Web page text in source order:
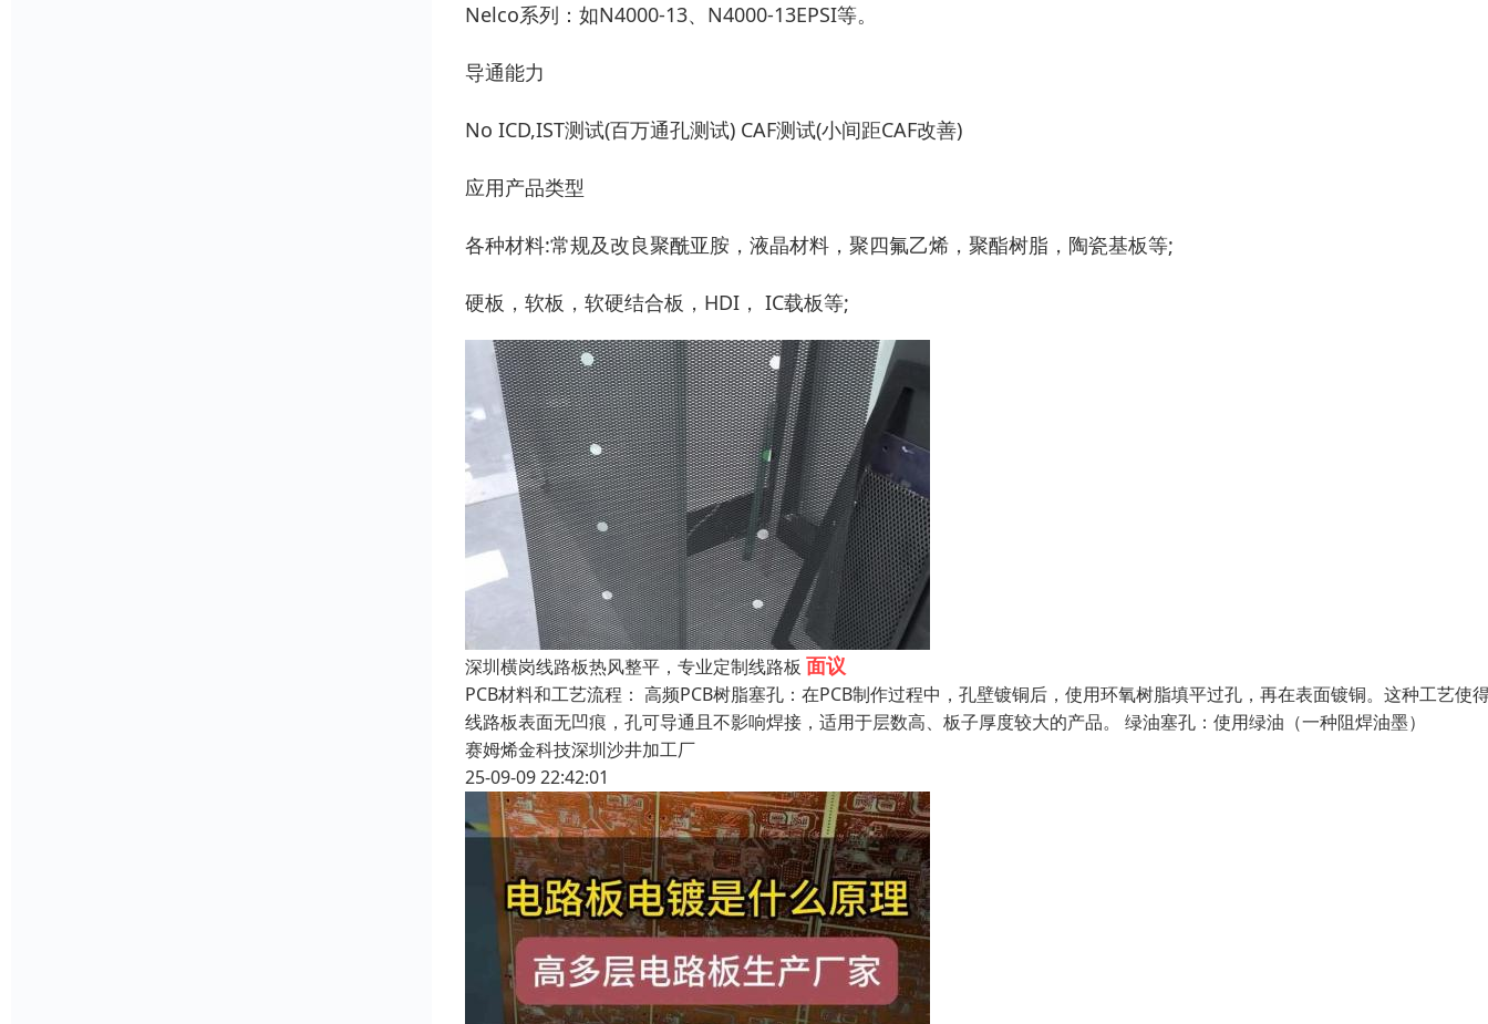
Nelco系列：如N4000-13、N4000-13EPSI等。
导通能力
No ICD,IST测试(百万通孔测试) CAF测试(小间距CAF改善)
应用产品类型
各种材料:常规及改良聚酰亚胺，液晶材料，聚四氟乙烯，聚酯树脂，陶瓷基板等;
硬板，软板，软硬结合板，HDI， IC载板等;
深圳横岗线路板热风整平，专业定制线路板 面议
PCB材料和工艺流程： 高频PCB树脂塞孔：在PCB制作过程中，孔壁镀铜后，使用环氧树脂填平过孔，再在表面镀铜。这种工艺使
线路板表面无凹痕，孔可导通且不影响焊接，适用于层数高、板子厚度较大的产品。 绿油塞孔：使用绿油（一种阻焊油墨）
赛姆烯金科技深圳沙井加工厂
25-09-09 22:42:01